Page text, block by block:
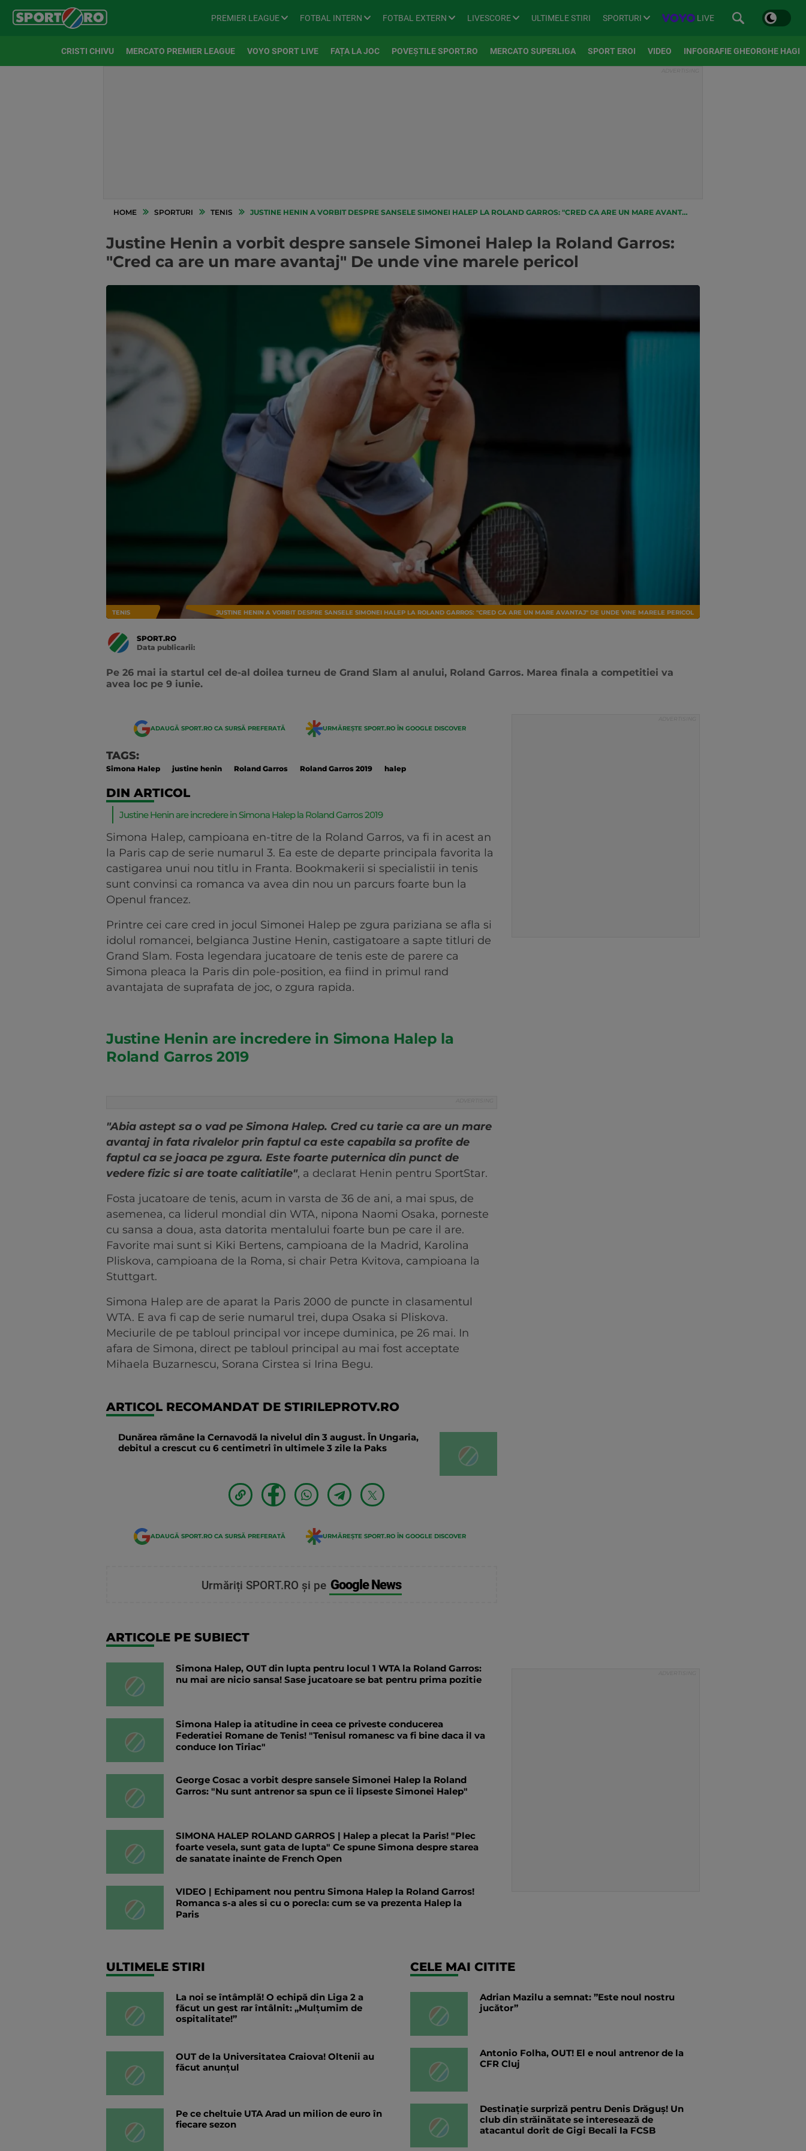
PREMIER LEAGUE FOTBAL INTERN FOTBAL EXTERN LIVESCORE ULTIMELE STIRI SPORTURI LIVE
CRISTI CHIVU MERCATO PREMIER LEAGUE VOYO SPORT LIVE FAȚA LA JOC POVEȘTILE SPORT.RO MERCATO SUPERLIGA SPORT EROI VIDEO INFOGRAFIE GHEORGHE HAGI
HOME SPORTURI TENIS JUSTINE HENIN A VORBIT DESPRE SANSELE SIMONEI HALEP LA ROLAND GARROS: "CRED CA ARE UN MARE AVANTAJ" DE UNDE VINE MARELE PERICOL
Justine Henin a vorbit despre sansele Simonei Halep la Roland Garros:
"Cred ca are un mare avantaj" De unde vine marele pericol
TENIS JUSTINE HENIN A VORBIT DESPRE SANSELE SIMONEI HALEP LA ROLAND GARROS: "CRED CA ARE UN MARE AVANTAJ" DE UNDE VINE MARELE PERICOL
SPORT.RO
Data publicarii:
Pe 26 mai ia startul cel de-al doilea turneu de Grand Slam al anului, Roland Garros. Marea finala a competitiei va
avea loc pe 9 iunie.
ADAUGĂ SPORT.RO CA SURSĂ PREFERATĂ URMĂREȘTE SPORT.RO ÎN GOOGLE DISCOVER
TAGS:
Simona Halep justine henin Roland Garros Roland Garros 2019 halep
DIN ARTICOL
Justine Henin are incredere in Simona Halep la Roland Garros 2019
Simona Halep, campioana en-titre de la Roland Garros, va fi in acest an
la Paris cap de serie numarul 3. Ea este de departe principala favorita la
castigarea unui nou titlu in Franta. Bookmakerii si specialistii in tenis
sunt convinsi ca romanca va avea din nou un parcurs foarte bun la
Openul francez.
Printre cei care cred in jocul Simonei Halep pe zgura pariziana se afla si
idolul romancei, belgianca Justine Henin, castigatoare a sapte titluri de
Grand Slam. Fosta legendara jucatoare de tenis este de parere ca
Simona pleaca la Paris din pole-position, ea fiind in primul rand
avantajata de suprafata de joc, o zgura rapida.
Justine Henin are incredere in Simona Halep la
Roland Garros 2019
"Abia astept sa o vad pe Simona Halep. Cred cu tarie ca are un mare
avantaj in fata rivalelor prin faptul ca este capabila sa profite de
faptul ca se joaca pe zgura. Este foarte puternica din punct de
vedere fizic si are toate calitiatile", a declarat Henin pentru SportStar.
Fosta jucatoare de tenis, acum in varsta de 36 de ani, a mai spus, de
asemenea, ca liderul mondial din WTA, nipona Naomi Osaka, porneste
cu sansa a doua, asta datorita mentalului foarte bun pe care il are.
Favorite mai sunt si Kiki Bertens, campioana de la Madrid, Karolina
Pliskova, campioana de la Roma, si chair Petra Kvitova, campioana la
Stuttgart.
Simona Halep are de aparat la Paris 2000 de puncte in clasamentul
WTA. E ava fi cap de serie numarul trei, dupa Osaka si Pliskova.
Meciurile de pe tabloul principal vor incepe duminica, pe 26 mai. In
afara de Simona, direct pe tabloul principal au mai fost acceptate
Mihaela Buzarnescu, Sorana Cirstea si Irina Begu.
ARTICOL RECOMANDAT DE STIRILEPROTV.RO
Dunărea rămâne la Cernavodă la nivelul din 3 august. În Ungaria,
debitul a crescut cu 6 centimetri în ultimele 3 zile la Paks
ADAUGĂ SPORT.RO CA SURSĂ PREFERATĂ URMĂREȘTE SPORT.RO ÎN GOOGLE DISCOVER
Urmăriți SPORT.RO și pe Google News
ARTICOLE PE SUBIECT
Simona Halep, OUT din lupta pentru locul 1 WTA la Roland Garros:
nu mai are nicio sansa! Sase jucatoare se bat pentru prima pozitie
Simona Halep ia atitudine in ceea ce priveste conducerea
Federatiei Romane de Tenis! "Tenisul romanesc va fi bine daca il va
conduce Ion Tiriac"
George Cosac a vorbit despre sansele Simonei Halep la Roland
Garros: "Nu sunt antrenor sa spun ce ii lipseste Simonei Halep"
SIMONA HALEP ROLAND GARROS | Halep a plecat la Paris! "Plec
foarte vesela, sunt gata de lupta" Ce spune Simona despre starea
de sanatate inainte de French Open
VIDEO | Echipament nou pentru Simona Halep la Roland Garros!
Romanca s-a ales si cu o porecla: cum se va prezenta Halep la
Paris
ULTIMELE STIRI
La noi se întâmplă! O echipă din Liga 2 a
făcut un gest rar întâlnit: „Mulțumim de
ospitalitate!”
OUT de la Universitatea Craiova! Oltenii au
făcut anunțul
Pe ce cheltuie UTA Arad un milion de euro în
fiecare sezon
CELE MAI CITITE
Adrian Mazilu a semnat: ”Este noul nostru
jucător”
Antonio Folha, OUT! El e noul antrenor de la
CFR Cluj
Destinație surpriză pentru Denis Drăguș! Un
club din străinătate se interesează de
atacantul dorit de Gigi Becali la FCSB